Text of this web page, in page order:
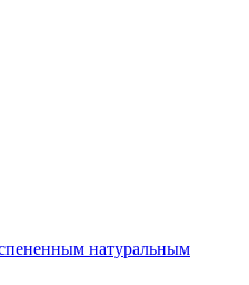
натуральным